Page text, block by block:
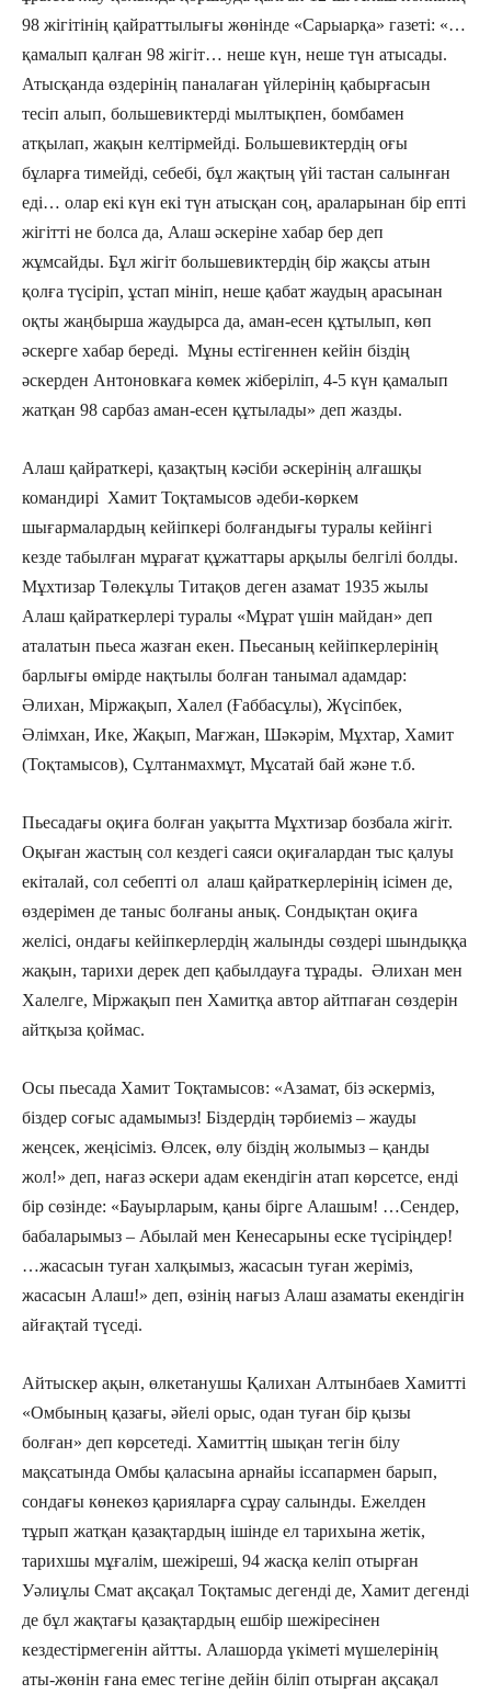
98 жігітінің қайраттылығы жөнінде «Сарыарқа» газеті: «…
қамалып қалған 98 жігіт… неше күн, неше түн атысады.
Атысқанда өздерінің паналаған үйлерінің қабырғасын
тесіп алып, большевиктерді мылтықпен, бомбамен
атқылап, жақын келтірмейді. Большевиктердің оғы
бұларға тимейді, себебі, бұл жақтың үйі тастан салынған
еді… олар екі күн екі түн атысқан соң, араларынан бір епті
жігітті не болса да, Алаш әскеріне хабар бер деп
жұмсайды. Бұл жігіт большевиктердің бір жақсы атын
қолға түсіріп, ұстап мініп, неше қабат жаудың арасынан
оқты жаңбырша жаудырса да, аман-есен құтылып, көп
әскерге хабар береді. Мұны естігеннен кейін біздің
әскерден Антоновкаға көмек жіберіліп, 4-5 күн қамалып
жатқан 98 сарбаз аман-есен құтылады» деп жазды.
Алаш қайраткері, қазақтың кәсіби әскерінің алғашқы
командирі Хамит Тоқтамысов әдеби-көркем
шығармалардың кейіпкері болғандығы туралы кейінгі
кезде табылған мұрағат құжаттары арқылы белгілі болды.
Мұхтизар Төлекұлы Титақов деген азамат 1935 жылы
Алаш қайраткерлері туралы «Мұрат үшін майдан» деп
аталатын пьеса жазған екен. Пьесаның кейіпкерлерінің
барлығы өмірде нақтылы болған танымал адамдар:
Әлихан, Міржақып, Халел (Ғаббасұлы), Жүсіпбек,
Әлімхан, Ике, Жақып, Мағжан, Шәкәрім, Мұхтар, Хамит
(Тоқтамысов), Сұлтанмахмұт, Мұсатай бай және т.б.
Пьесадағы оқиға болған уақытта Мұхтизар бозбала жігіт.
Оқыған жастың сол кездегі саяси оқиғалардан тыс қалуы
екіталай, сол себепті ол алаш қайраткерлерінің ісімен де,
өздерімен де таныс болғаны анық. Сондықтан оқиға
желісі, ондағы кейіпкерлердің жалынды сөздері шындыққа
жақын, тарихи дерек деп қабылдауға тұрады. Әлихан мен
Халелге, Міржақып пен Хамитқа автор айтпаған сөздерін
айтқыза қоймас.
Осы пьесада Хамит Тоқтамысов: «Азамат, біз әскерміз,
біздер соғыс адамымыз! Біздердің тәрбиеміз – жауды
жеңсек, жеңісіміз. Өлсек, өлу біздің жолымыз – қанды
жол!» деп, нағаз әскери адам екендігін атап көрсетсе, енді
бір сөзінде: «Бауырларым, қаны бірге Алашым! …Сендер,
бабаларымыз – Абылай мен Кенесарыны еске түсіріңдер!
…жасасын туған халқымыз, жасасын туған жеріміз,
жасасын Алаш!» деп, өзінің нағыз Алаш азаматы екендігін
айғақтай түседі.
Айтыскер ақын, өлкетанушы Қалихан Алтынбаев Хамитті
«Омбының қазағы, әйелі орыс, одан туған бір қызы
болған» деп көрсетеді. Хамиттің шықан тегін білу
мақсатында Омбы қаласына арнайы іссапармен барып,
сондағы көнекөз қарияларға сұрау салынды. Ежелден
тұрып жатқан қазақтардың ішінде ел тарихына жетік,
тарихшы мұғалім, шежіреші, 94 жасқа келіп отырған
Уәлиұлы Смат ақсақал Тоқтамыс дегенді де, Хамит дегенді
де бұл жақтағы қазақтардың ешбір шежіресінен
кездестірмегенін айтты. Алашорда үкіметі мүшелерінің
аты-жөнін ғана емес тегіне дейін біліп отырған ақсақал